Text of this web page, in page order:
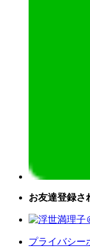
お友達登録さ
プライバシー